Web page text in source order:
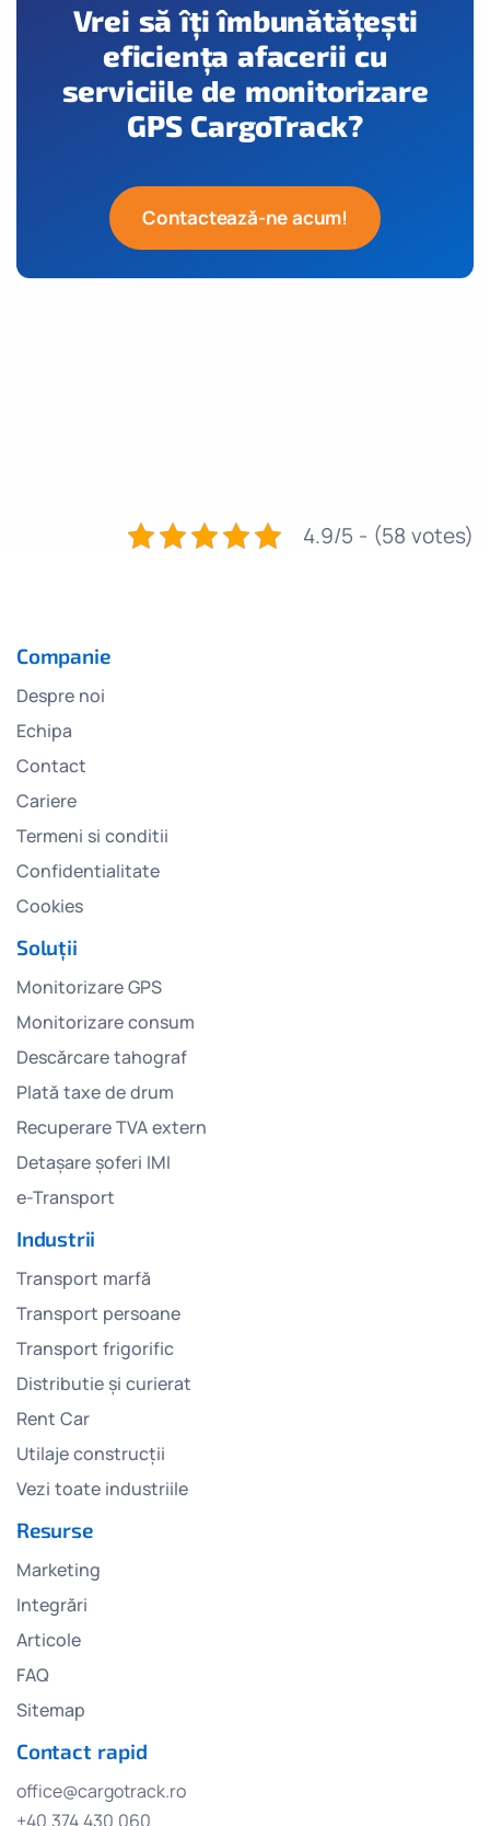
Vrei să îți îmbunătățești
eficiența afacerii cu
serviciile de monitorizare
GPS CargoTrack?
Contactează-ne acum!
4.9/5 - (58 votes)
Companie
Despre noi
Echipa
Contact
Cariere
Termeni si conditii
Confidentialitate
Cookies
Soluții
Monitorizare GPS
Monitorizare consum
Descărcare tahograf
Plată taxe de drum
Recuperare TVA extern
Detașare șoferi IMI
e-Transport
Industrii
Transport marfă
Transport persoane
Transport frigorific
Distributie și curierat
Rent Car
Utilaje construcții
Vezi toate industriile
Resurse
Marketing
Integrări
Articole
FAQ
Sitemap
Contact rapid
office@cargotrack.ro
+40 374 430 060